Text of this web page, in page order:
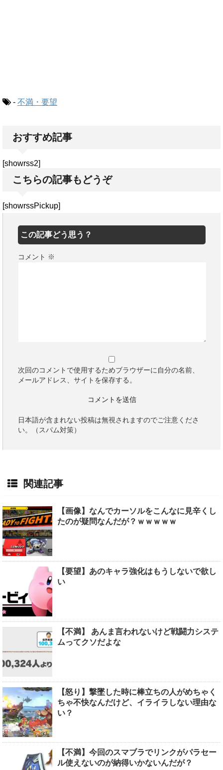
- 不満・要望
おすすめ記事
[showrss2]
こちらの記事もどうぞ
[showrssPickup]
この記事どう思う？
コメント ※
次回のコメントで使用するためブラウザーに自分の名前、
メールアドレス、サイトを保存する。
日本語が含まれない投稿は無視されますのでご注意くださ
い。（スパム対策）
関連記事
【画像】なんでカーソルをこんなに見辛くし
たのが疑問なんだが？ｗｗｗｗｗ
【要望】あのキャラ強化はもうしないで欲し
い
【不満】 あんま言われないけど戦闘力システ
ムってクソだよな
【怒り】撃墜した時に棒立ちの人がめちゃく
ちゃ不快なんだけど、イライラしない理由な
い？
【不満】今回のスマブラでリンクがパラセー
ル使えないのが納得いかないんだが？